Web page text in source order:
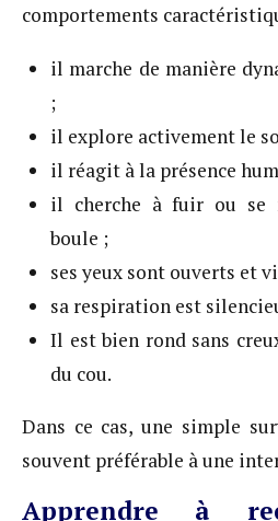
comportements
il marche de manière
;
il explore activement le
il réagit à la présence
il cherche à fuir ou se
boule ;
ses yeux sont ouverts et
sa respiration est
Il est bien rond sans
du cou.
Dans ce cas, une simple
souvent préférable à une
Apprendre à